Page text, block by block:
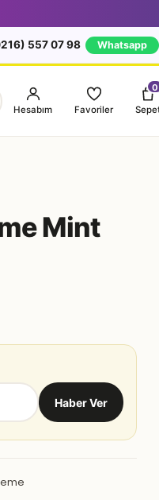
557 07 98 Whatsapp
Hesabım Favoriler
0
Mint
Haber Ver